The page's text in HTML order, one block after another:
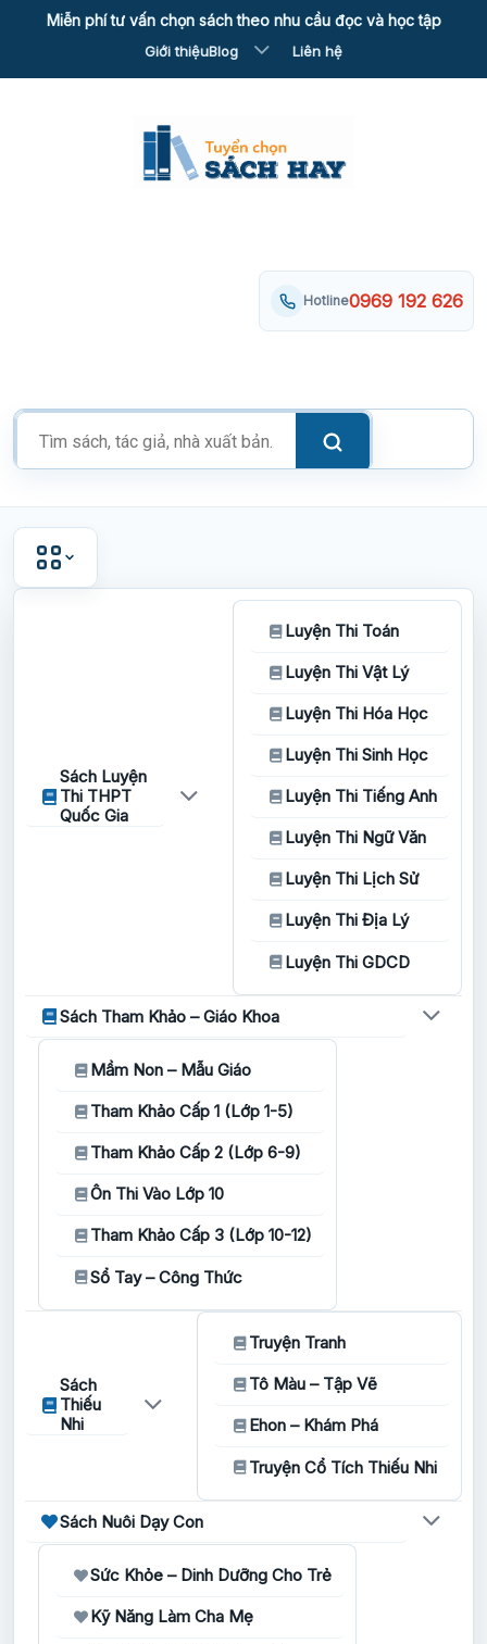
Miễn phí tư vấn chọn sách theo nhu cầu đọc và học tập
Giới thiệuBlog Liên hệ
Tìm
kiếm
phẩm
Hotline0969 192 626
Sách Luyện
Thi THPT
Quốc Gia
Luyện Thi Toán
Luyện Thi Vật Lý
Luyện Thi Hóa Học
Luyện Thi Sinh Học
Luyện Thi Tiếng Anh
Luyện Thi Ngữ Văn
Luyện Thi Lịch Sử
Luyện Thi Địa Lý
Luyện Thi GDCD
Sách Tham Khảo – Giáo Khoa
Mầm Non – Mẫu Giáo
Tham Khảo Cấp 1 (Lớp 1-5)
Tham Khảo Cấp 2 (Lớp 6-9)
Ôn Thi Vào Lớp 10
Tham Khảo Cấp 3 (Lớp 10-12)
Sổ Tay – Công Thức
Sách
Thiếu
Nhi
Truyện Tranh
Tô Màu – Tập Vẽ
Ehon – Khám Phá
Truyện Cổ Tích Thiếu Nhi
Sách Nuôi Dạy Con
Sức Khỏe – Dinh Dưỡng Cho Trẻ
Kỹ Năng Làm Cha Mẹ